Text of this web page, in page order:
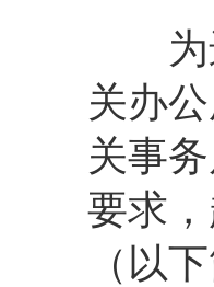
为进
关办
关事
要求
（以